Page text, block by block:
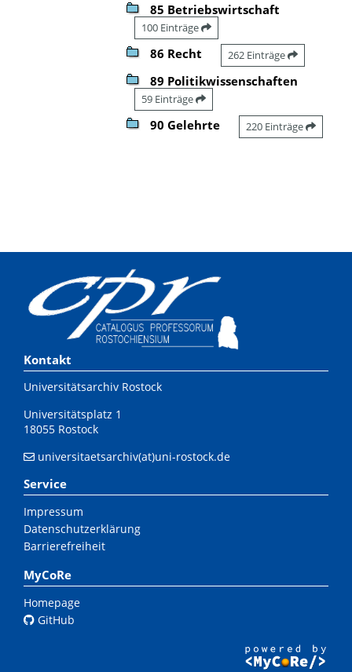
85 Betriebswirtschaft
100 Einträge
86 Recht 262 Einträge
89 Politikwissenschaften
59 Einträge
90 Gelehrte 220 Einträge
Kontakt
Universitätsarchiv Rostock
Universitätsplatz 1
18055 Rostock
universitaetsarchiv(at)uni-rostock.de
Service
Impressum
Datenschutzerklärung
Barrierefreiheit
MyCoRe
Homepage
GitHub